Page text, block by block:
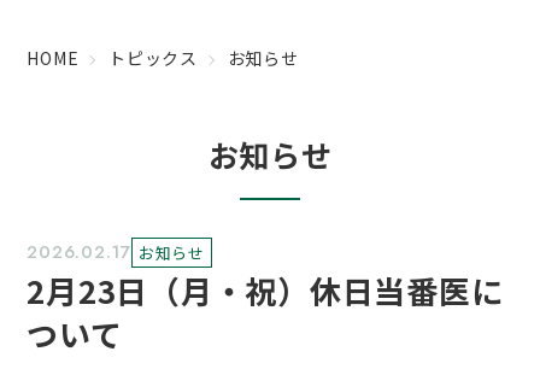
HOME トピックス お知らせ
お知らせ
2026.02.17 お知らせ
2月23日（月・祝）休日当番医に
ついて